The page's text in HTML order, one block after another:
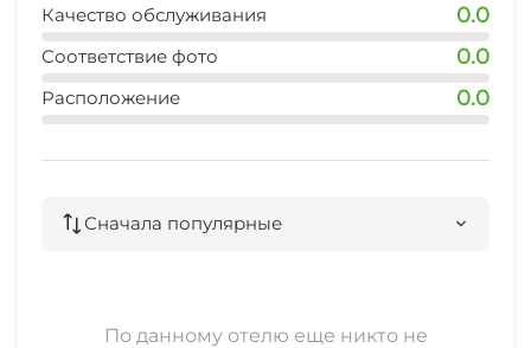
Качество обслуживания 0.0
Соответствие фото 0.0
Расположение 0.0
Сначала популярные
По данному отелю еще никто не